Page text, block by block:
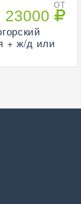
ОТ
23000
+ ж/д или